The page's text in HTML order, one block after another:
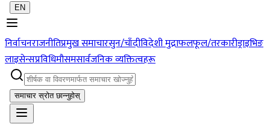
EN
निर्वाचनराजनीतिप्रमुख समाचारसुन/चाँदीविदेशी मुद्राफलफूल/तरकारीड्राइभिङ
लाइसेन्सप्रविधिमौसमसार्वजनिक व्यक्तित्वहरू
समाचार स्रोत छान्नुहोस्